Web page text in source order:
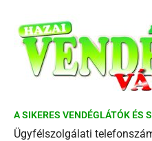
A SIKERES VENDÉGLÁTÓK ÉS
Ügyfélszolgálati